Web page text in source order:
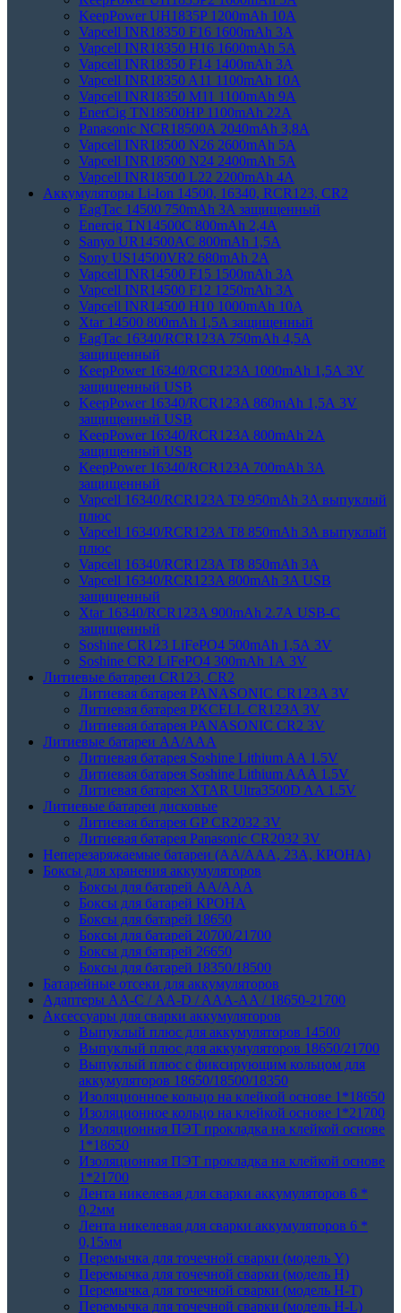
KeepPower UH1835P 1200mAh 10А
Vapcell INR18350 F16 1600mAh 3A
Vapcell INR18350 H16 1600mAh 5A
Vapcell INR18350 F14 1400mAh 3A
Vapcell INR18350 A11 1100mAh 10A
Vapcell INR18350 M11 1100mAh 9A
EnerCig TN18500HP 1100mAh 22A
Panasonic NCR18500А 2040mAh 3,8А
Vapcell INR18500 N26 2600mAh 5А
Vapcell INR18500 N24 2400mAh 5А
Vapcell INR18500 L22 2200mAh 4А
Аккумуляторы Li-Ion 14500, 16340, RCR123, CR2
EagTac 14500 750mAh 3A защищенный
Enercig TN14500C 800mAh 2,4А
Sanyo UR14500AC 800mAh 1,5А
Sony US14500VR2 680mAh 2А
Vapcell INR14500 F15 1500mAh 3А
Vapcell INR14500 F12 1250mAh 3А
Vapcell INR14500 H10 1000mAh 10А
Xtar 14500 800mAh 1,5A защищенный
EagTac 16340/RCR123A 750mAh 4,5A
защищенный
KeepPower 16340/RCR123A 1000mAh 1,5А 3V
защищенный USB
KeepPower 16340/RCR123A 860mAh 1,5А 3V
защищенный USB
KeepPower 16340/RCR123A 800mAh 2А
защищенный USB
KeepPower 16340/RCR123A 700mAh 3A
защищенный
Vapcell 16340/RCR123A T9 950mAh 3A выпуклый
плюс
Vapcell 16340/RCR123A T8 850mAh 3A выпуклый
плюс
Vapcell 16340/RCR123A T8 850mAh 3A
Vapcell 16340/RCR123A 800mAh 3A USB
защищенный
Xtar 16340/RCR123A 900mAh 2.7А USB-C
защищенный
Soshine CR123 LiFePO4 500mAh 1,5А 3V
Soshine CR2 LiFePO4 300mAh 1А 3V
Литиевые батареи CR123, CR2
Литиевая батарея PANASONIC CR123A 3V
Литиевая батарея PKCELL CR123A 3V
Литиевая батарея PANASONIC CR2 3V
Литиевые батареи АА/ААА
Литиевая батарея Soshine Lithium AA 1.5V
Литиевая батарея Soshine Lithium AAA 1.5V
Литиевая батарея XTAR Ultra3500D AA 1.5V
Литиевые батареи дисковые
Литиевая батарея GP CR2032 3V
Литиевая батарея Panasonic CR2032 3V
Неперезаряжаемые батареи (АА/ААА, 23A, КРОНА)
Боксы для хранения аккумуляторов
Боксы для батарей АА/ААА
Боксы для батарей КРОНА
Боксы для батарей 18650
Боксы для батарей 20700/21700
Боксы для батарей 26650
Боксы для батарей 18350/18500
Батарейные отсеки для аккумуляторов
Адаптеры АА-С / АА-D / AAA-AA / 18650-21700
Аксессуары для сварки аккумуляторов
Выпуклый плюс для аккумуляторов 14500
Выпуклый плюс для аккумуляторов 18650/21700
Выпуклый плюс с фиксирующим кольцом для
аккумуляторов 18650/18500/18350
Изоляционное кольцо на клейкой основе 1*18650
Изоляционное кольцо на клейкой основе 1*21700
Изоляционная ПЭТ прокладка на клейкой основе
1*18650
Изоляционная ПЭТ прокладка на клейкой основе
1*21700
Лента никелевая для сварки аккумуляторов 6 *
0,2мм
Лента никелевая для сварки аккумуляторов 6 *
0,15мм
Перемычка для точечной сварки (модель Y)
Перемычка для точечной сварки (модель H)
Перемычка для точечной сварки (модель H-T)
Перемычка для точечной сварки (модель H-L)